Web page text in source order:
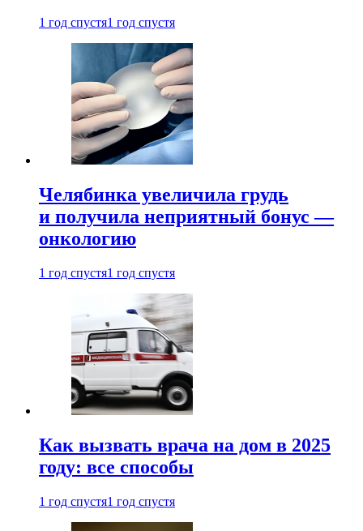
1 год спустя1 год спустя
Челябинка увеличила грудь
и получила неприятный бонус —
онкологию
1 год спустя1 год спустя
Как вызвать врача на дом в 2025
году: все способы
1 год спустя1 год спустя